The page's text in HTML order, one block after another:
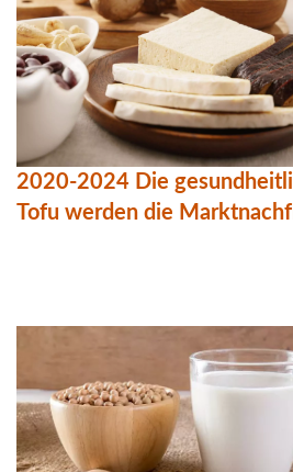
2020-2024 Die
Tofu werden die